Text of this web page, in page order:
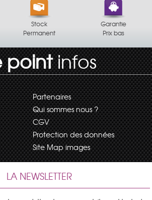
Stock
Permanent
Garantie
Prix bas
pointinfos
Partenaires
Qui sommes nous ?
CGV
Protection des données
Site Map images
LA NEWSLETTER